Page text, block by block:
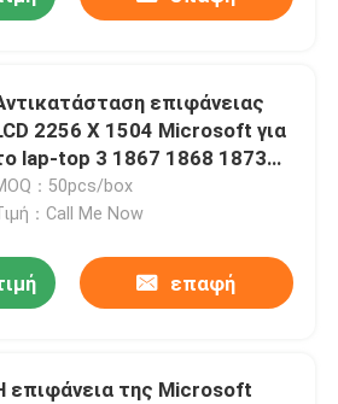
επιφάνειας
2256 X 1504 Microsoft για
lap-top 3 1867 1868 1873
：50pcs/box
：Call Me Now
επαφή
επιφάνεια της Microsoft